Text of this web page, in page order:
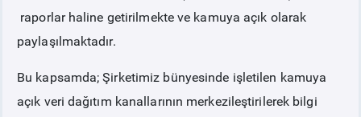
BT HİZMET YÖNETİM SİSTEMİ POLİTİKAMIZ
raporlar haline getirilmekte ve kamuya açık olarak
paylaşılmaktadır.
Bu kapsamda; Şirketimiz bünyesinde işletilen kamuya
açık veri dağıtım kanallarının merkezileştirilerek bilgi